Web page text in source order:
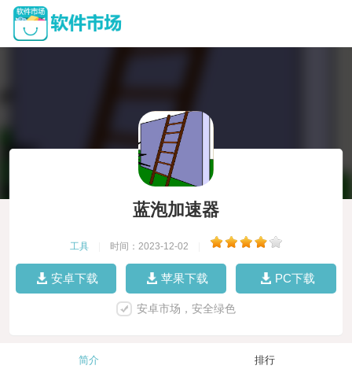
蓝泡加速器
工具 时间：2023-12-02
安卓下载 苹果下载 PC下载
安卓市场，安全绿色
简介 排行